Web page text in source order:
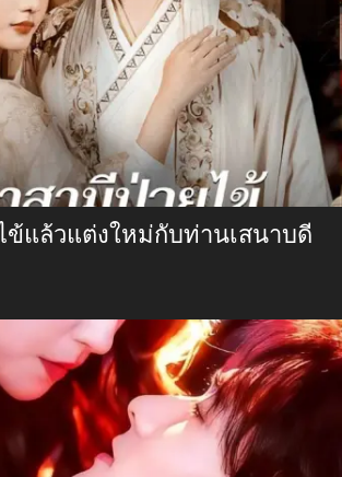
ข้แล้วแต่งใหม่กับท่านเสนาบดี